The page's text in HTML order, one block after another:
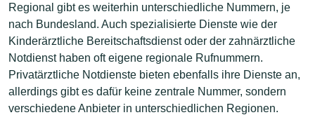
Regional gibt es weiterhin unterschiedliche Nummern, je
nach Bundesland. Auch spezialisierte Dienste wie der
Kinderärztliche Bereitschaftsdienst oder der zahnärztliche
Notdienst haben oft eigene regionale Rufnummern.
Privatärztliche Notdienste bieten ebenfalls ihre Dienste an,
allerdings gibt es dafür keine zentrale Nummer, sondern
verschiedene Anbieter in unterschiedlichen Regionen.